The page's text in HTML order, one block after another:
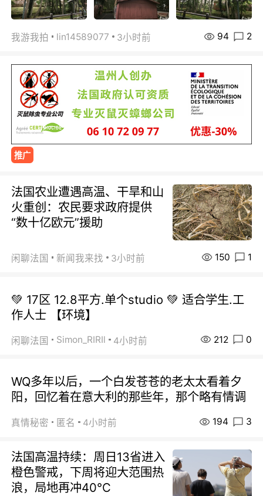
我游我拍 lin14589077 3小时前 94 2
推广
法国农业遭遇高温、干旱和山
火重创：农民要求政府提供
“数十亿欧元”援助
闲聊法国 新闻我来找 3小时前 150 1
💚 17区 12.8平方.单个studio 💚 适合学生.工
作人士 【环境】
闲聊法国 Simon_RIRIl 4小时前 212 0
WQ多年以后，一个白发苍苍的老太太看着夕
阳，回忆着在意大利的那些年，那个略有情调
真情秘密 匿名 4小时前 194 3
法国高温持续：周日13省进入
橙色警戒，下周将迎大范围热
浪，局地再冲40℃